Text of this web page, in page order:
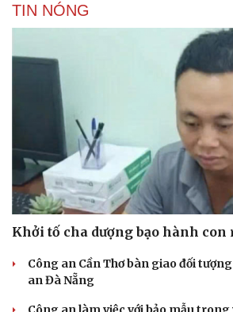
TIN NÓNG
Khởi tố cha dượng bạo hành con
Công an Cần Thơ bàn giao đối
an Đà Nẵng